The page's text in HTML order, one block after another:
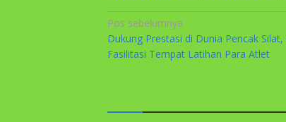
Navigasi
pos
Pos sebelumnya
Dukung Prestasi di Dunia Pencak
Fasilitasi Tempat Latihan Para Atlet
Komentar